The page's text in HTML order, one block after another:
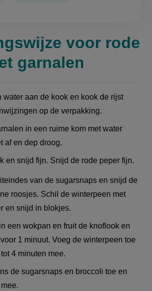
voor rode
garnalen
water aan de kook en kook de rijst
op de verpakking.
in een ruime kom met water
af en dep droog.
en snijd fijn. Snijd de rode peper fijn.
van de sugarsnaps en snijd de
roosjes. Schil de winterpeen met
en snijd in blokjes.
een wokpan en fruit de knoflook en
1 minuut. Voeg de winterpeen toe
4 minuten mee.
de sugarsnaps en broccoli toe en